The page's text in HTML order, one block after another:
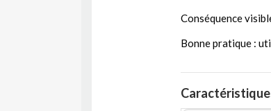
Conséquence
Bonne pratique :